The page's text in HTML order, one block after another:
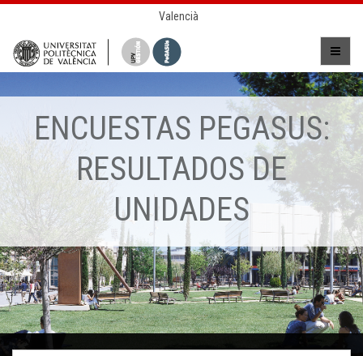
Valencià
ENCUESTAS PEGASUS:
RESULTADOS DE
UNIDADES